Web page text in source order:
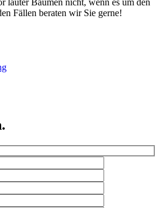
lauter Bäumen nicht, wenn es um den
Fällen beraten wir Sie gerne!